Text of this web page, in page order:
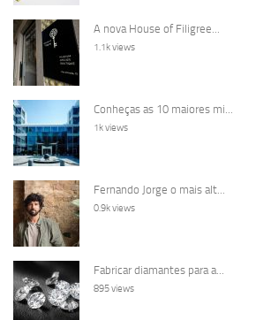
A nova House of Filigree...
1.1k views
Conheças as 10 maiores mi...
1k views
Fernando Jorge o mais alt...
0.9k views
Fabricar diamantes para a...
895 views